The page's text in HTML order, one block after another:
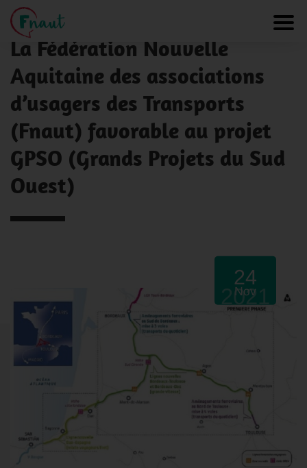
Panneau de gestion des cookies
NOS ACTUALITÉS
La Fédération Nouvelle
Aquitaine des associations
d’usagers des Transports
(Fnaut) favorable au projet
GPSO (Grands Projets du Sud
Ouest)
24
Nov
2021